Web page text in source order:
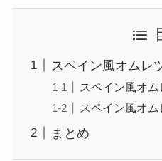
スペイン風オムレ
スペイン風オ
スペイン風オ
まとめ